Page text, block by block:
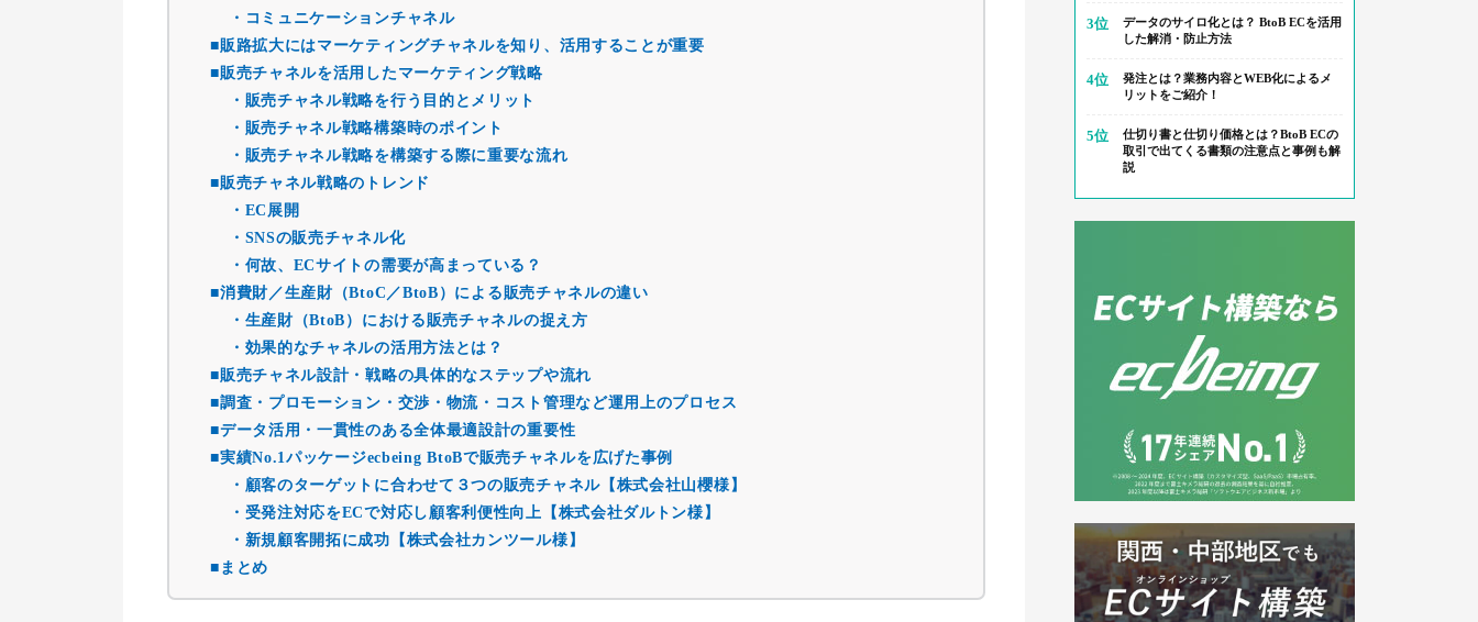
・コミュニケーションチャネル
■販路拡大にはマーケティングチャネルを知り、活用することが重要
■販売チャネルを活用したマーケティング戦略
・販売チャネル戦略を行う目的とメリット
・販売チャネル戦略構築時のポイント
・販売チャネル戦略を構築する際に重要な流れ
■販売チャネル戦略のトレンド
・EC展開
・SNSの販売チャネル化
・何故、ECサイトの需要が高まっている？
■消費財／生産財（BtoC／BtoB）による販売チャネルの違い
・生産財（BtoB）における販売チャネルの捉え方
・効果的なチャネルの活用方法とは？
■販売チャネル設計・戦略の具体的なステップや流れ
■調査・プロモーション・交渉・物流・コスト管理など運用上のプロセス
■データ活用・一貫性のある全体最適設計の重要性
■実績No.1パッケージecbeing BtoBで販売チャネルを広げた事例
・顧客のターゲットに合わせて３つの販売チャネル【株式会社山櫻様】
・受発注対応をECで対応し顧客利便性向上【株式会社ダルトン様】
・新規顧客開拓に成功【株式会社カンツール様】
■まとめ
3位
データのサイロ化とは？ BtoB ECを活用
した解消・防止方法
4位
発注とは？業務内容とWEB化によるメ
リットをご紹介！
5位
仕切り書と仕切り価格とは？BtoB ECの
取引で出てくる書類の注意点と事例も解
説